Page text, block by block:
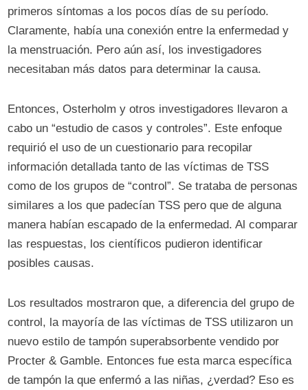
primeros síntomas a los pocos días de su período.
Claramente, había una conexión entre la enfermedad y
la menstruación. Pero aún así, los investigadores
necesitaban más datos para determinar la causa.
Entonces, Osterholm y otros investigadores llevaron a
cabo un “estudio de casos y controles”. Este enfoque
requirió el uso de un cuestionario para recopilar
información detallada tanto de las víctimas de TSS
como de los grupos de “control”. Se trataba de personas
similares a los que padecían TSS pero que de alguna
manera habían escapado de la enfermedad. Al comparar
las respuestas, los científicos pudieron identificar
posibles causas.
Los resultados mostraron que, a diferencia del grupo de
control, la mayoría de las víctimas de TSS utilizaron un
nuevo estilo de tampón superabsorbente vendido por
Procter & Gamble. Entonces fue esta marca específica
de tampón la que enfermó a las niñas, ¿verdad? Eso es